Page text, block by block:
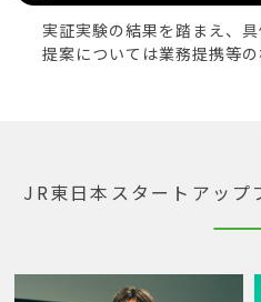
実証実験の結果を踏まえ、
提案については業務提携等の
JR東日本スタートアップ